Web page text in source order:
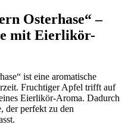
Osterhase“ –
mit Eierlikör-
ist eine aromatische
Fruchtiger Apfel trifft auf
Eierlikör-Aroma. Dadurch
der perfekt zu den